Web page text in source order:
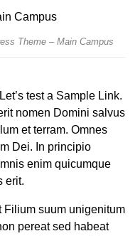
Theme – Main Campus
test a Sample Link.
nomen Domini salvus
et terram. Omnes
Dei. In principio
enim quicumque
erit.
Filium suum unigenitum
pereat sed habeat